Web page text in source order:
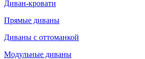
Диван-кровати
Прямые диваны
Диваны с оттоманкой
Модульные диваны